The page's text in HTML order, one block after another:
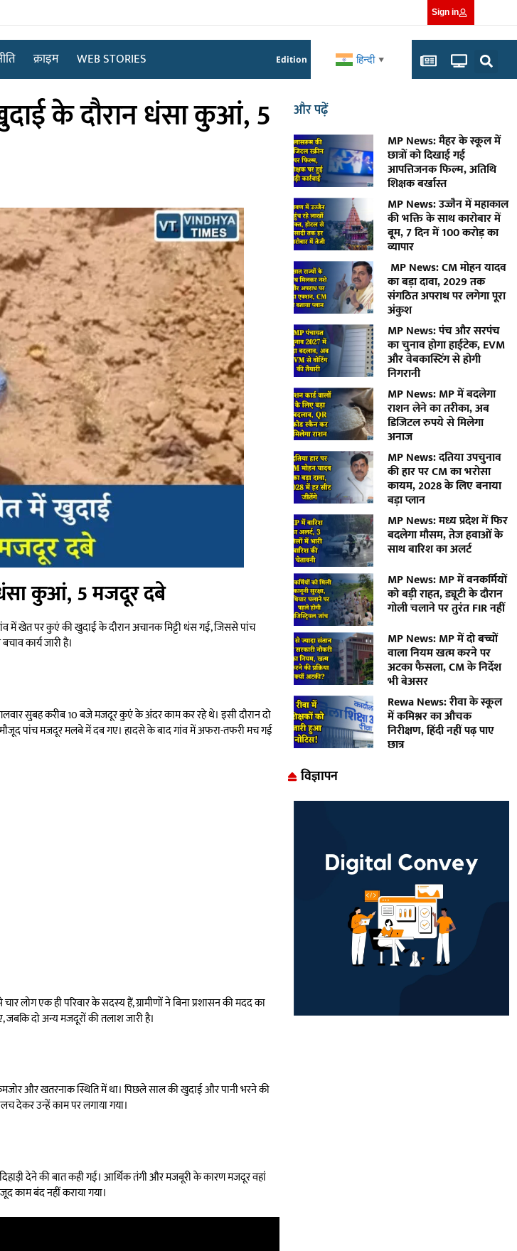
Sign in
क्राइम WEB STORIES Edition हिन्दी ▼
के दौरान धंसा कुआं, 5
धंसा कुआं, 5 मजदूर दबे
में खेत पर कुएं की खुदाई के दौरान अचानक मिट्टी धंस गई, जिससे पांच
कार्य जारी है।
सुबह करीब 10 बजे मजदूर कुएं के अंदर काम कर रहे थे। इसी दौरान दो
पांच मजदूर मलबे में दब गए। हादसे के बाद गांव में अफरा-तफरी मच गई
लोग एक ही परिवार के सदस्य हैं, ग्रामीणों ने बिना प्रशासन की मदद का
दो अन्य मजदूरों की तलाश जारी है।
और खतरनाक स्थिति में था। पिछले साल की खुदाई और पानी भरने की
देकर उन्हें काम पर लगाया गया।
देने की बात कही गई। आर्थिक तंगी और मजबूरी के कारण मजदूर वहां
काम बंद नहीं कराया गया।
और पढ़ें
MP News: मैहर के स्कूल में
छात्रों को दिखाई गई
आपत्तिजनक फिल्म, अतिथि
शिक्षक बर्खास्त
MP News: उज्जैन में महाकाल
की भक्ति के साथ कारोबार में
बूम, 7 दिन में 100 करोड़ का
व्यापार
MP News: CM मोहन यादव
का बड़ा दावा, 2029 तक
संगठित अपराध पर लगेगा पूरा
अंकुश
MP News: पंच और सरपंच
का चुनाव होगा हाईटेक, EVM
और वेबकास्टिंग से होगी
निगरानी
MP News: MP में बदलेगा
राशन लेने का तरीका, अब
डिजिटल रुपये से मिलेगा
अनाज
MP News: दतिया उपचुनाव
की हार पर CM का भरोसा
कायम, 2028 के लिए बनाया
बड़ा प्लान
MP News: मध्य प्रदेश में फिर
बदलेगा मौसम, तेज हवाओं के
साथ बारिश का अलर्ट
MP News: MP में वनकर्मियों
को बड़ी राहत, ड्यूटी के दौरान
गोली चलाने पर तुरंत FIR नहीं
MP News: MP में दो बच्चों
वाला नियम खत्म करने पर
अटका फैसला, CM के निर्देश
भी बेअसर
Rewa News: रीवा के स्कूल
में कमिश्नर का औचक
निरीक्षण, हिंदी नहीं पढ़ पाए
छात्र
विज्ञापन